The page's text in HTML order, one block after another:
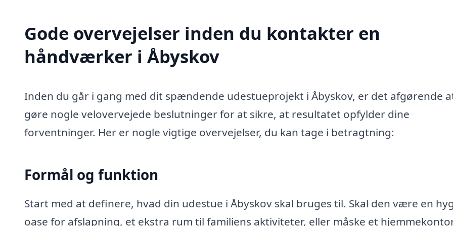
Gode overvejelser inden du kontakter en
håndværker i Åbyskov
Inden du går i gang med dit spændende udestueprojekt i Åbyskov, er det afgørende
gøre nogle velovervejede beslutninger for at sikre, at resultatet opfylder dine
forventninger. Her er nogle vigtige overvejelser, du kan tage i betragtning:
Formål og funktion
Start med at definere, hvad din udestue i Åbyskov skal bruges til. Skal den være en
oase for afslapning, et ekstra rum til familiens aktiviteter, eller måske et